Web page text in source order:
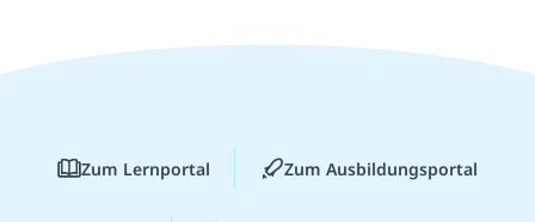
Zum Lernportal Zum Ausbildungsportal